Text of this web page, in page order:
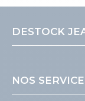
DESTOCK
NOS